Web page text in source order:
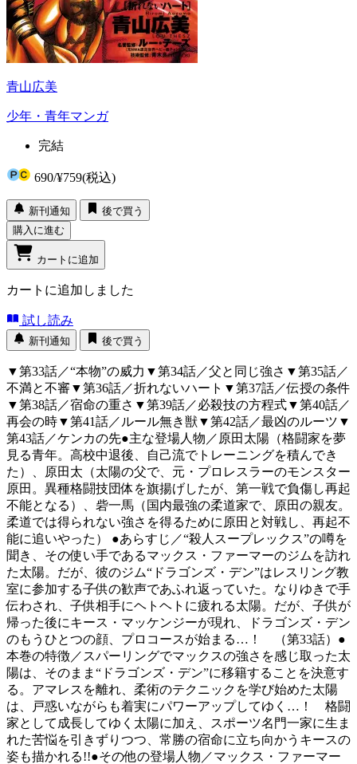
青山広美
少年・青年マンガ
完結
690/¥759(税込)
新刊通知
後で買う
購入に進む
カートに追加
カートに追加しました
試し読み
新刊通知 後で買う
▼第33話／“本物”の威力▼第34話／父と同じ強さ▼第35話／
不満と不審▼第36話／折れないハート▼第37話／伝授の条件
▼第38話／宿命の重さ▼第39話／必殺技の方程式▼第40話／
再会の時▼第41話／ルール無き獣▼第42話／最凶のルーツ▼
第43話／ケンカの先●主な登場人物／原田太陽（格闘家を夢
見る青年。高校中退後、自己流でトレーニングを積んでき
た）、原田太（太陽の父で、元・プロレスラーのモンスター
原田。異種格闘技団体を旗揚げしたが、第一戦で負傷し再起
不能となる）、砦一馬（国内最強の柔道家で、原田の親友。
柔道では得られない強さを得るために原田と対戦し、再起不
能に追いやった） ●あらすじ／“殺人スープレックス”の噂を
聞き、その使い手であるマックス・ファーマーのジムを訪れ
た太陽。だが、彼のジム“ドラゴンズ・デン”はレスリング教
室に参加する子供の歓声であふれ返っていた。なりゆきで手
伝わされ、子供相手にヘトヘトに疲れる太陽。だが、子供が
帰った後にキース・マッケンジーが現れ、ドラゴンズ・デン
のもうひとつの顔、プロコースが始まる…！ （第33話）●
本巻の特徴／スパーリングでマックスの強さを感じ取った太
陽は、そのまま“ドラゴンズ・デン”に移籍することを決意す
る。アマレスを離れ、柔術のテクニックを学び始めた太陽
は、戸惑いながらも着実にパワーアップしてゆく…！ 格闘
家として成長してゆく太陽に加え、スポーツ名門一家に生ま
れた苦悩を引きずりつつ、常勝の宿命に立ち向かうキースの
姿も描かれる!!●その他の登場人物／マックス・ファーマー